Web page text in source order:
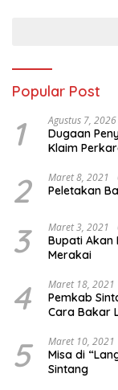
Popular Post
1 Agustus 7, 2026
Dugaan
Klaim
2 Maret 8, 2021
Peletakan
3 Maret 3, 2021
Bupati Akan
Merakai
4 Maret 18, 2021
Pemkab
Cara Bakar
5 Maret 10, 2021
Misa di
Sintang